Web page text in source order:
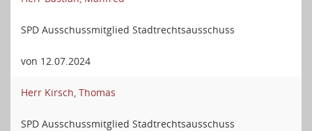
SPD Ausschussmitglied Stadtrechtsausschuss
von 12.07.2024
Herr Kirsch, Thomas
SPD Ausschussmitglied Stadtrechtsausschuss